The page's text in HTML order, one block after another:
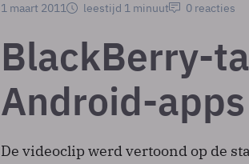
1 maart 2011
leestijd 1 minuut 0 reacties
BlackBerry-
Android-
De videoclip werd vertoond op de